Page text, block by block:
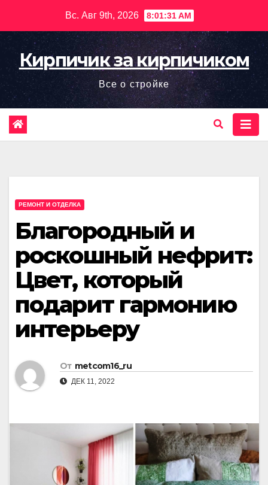
содержимому
Вс. Авг 9th, 2026 8:01:34 AM
Кирпичик за кирпичиком
Все о стройке
РЕМОНТ И ОТДЕЛКА
Благородный и
роскошный нефрит:
Цвет, который
подарит гармонию
интерьеру
От metcom16_ru
ДЕК 11, 2022